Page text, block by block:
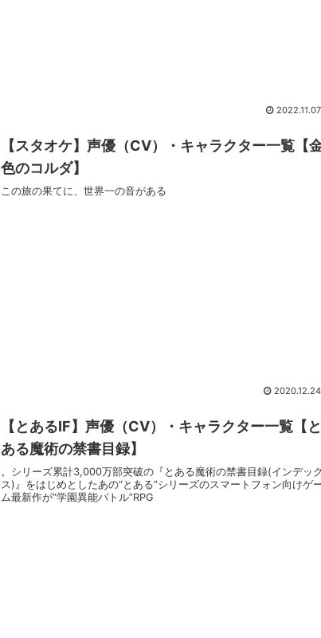
2022.11.07
【スタオケ】声優（CV）・キャラクター一覧【
色のコルダ】
この旅の果てに、世界一の音がある
2020.12.24
【とあるIF】声優（CV）・キャラクター一覧【と
ある魔術の禁書目録】
。シリーズ累計3,000万部突破の『とある魔術の禁書目録(インデック
ス)』をはじめとしたあの“とある”シリーズのスマートフォン向けゲ
ム最新作が“学園異能バトル”RPG